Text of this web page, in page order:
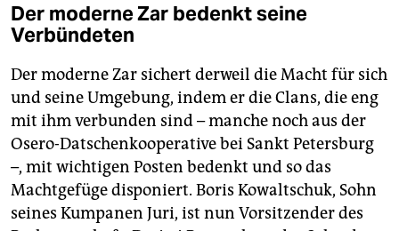
Der moderne Zar bedenkt seine
Verbündeten
Der moderne Zar sichert derweil die Macht für sich
und seine Umgebung, indem er die Clans, die eng
mit ihm verbunden sind – manche noch aus der
Osero-Datschenkooperative bei Sankt Petersburg
–, mit wichtigen Posten bedenkt und so das
Machtgefüge disponiert. ­Boris Kowaltschuk, Sohn
seines Kumpanen Juri, ist nun Vorsitzender des